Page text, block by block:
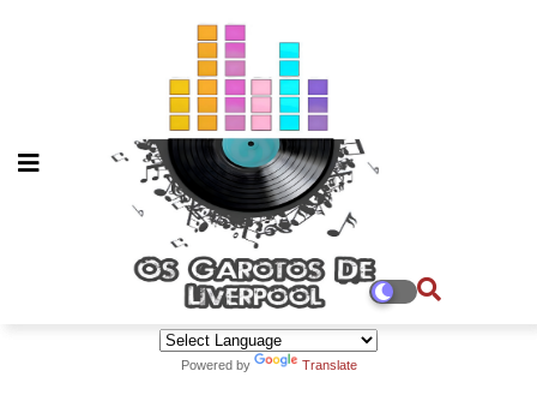
Powered by Translate